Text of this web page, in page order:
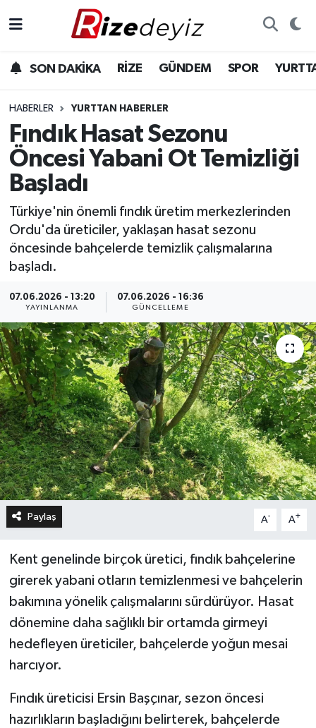
SON DAKİKA RİZE GÜNDEM SPOR
HABERLER YURTTAN HABERLER
Fındık Hasat Sezonu
Öncesi Yabani Ot Temizliği
Başladı
Türkiye'nin önemli fındık üretim merkezlerinden
Ordu'da üreticiler, yaklaşan hasat sezonu
öncesinde bahçelerde temizlik çalışmalarına
başladı.
07.06.2026 - 13:20
YAYINLANMA
07.06.2026 - 16:36
GÜNCELLEME
Paylaş A- A+
Kent genelinde birçok üretici, fındık bahçelerine
girerek yabani otların temizlenmesi ve bahçelerin
bakımına yönelik çalışmalarını sürdürüyor. Hasat
dönemine daha sağlıklı bir ortamda girmeyi
hedefleyen üreticiler, bahçelerde yoğun mesai
harcıyor.
Fındık üreticisi Ersin Başçınar, sezon öncesi
hazırlıkların başladığını belirterek, bahçelerde
Gündem
Yurttan Haberler
Ekonomi
Teknoloji
Sağlık
Rize Hava Durumu
Rize Trafik Yoğunluk Haritası
Süper Lig Puan Durumu ve Fikstür
Tüm Manşetler
Son Dakika Haberleri
Haber Arşivi